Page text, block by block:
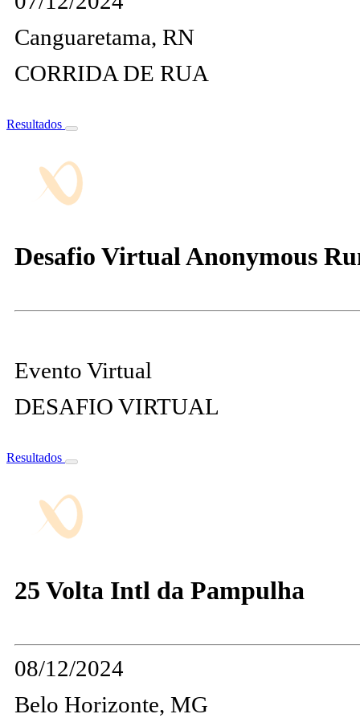
Canguaretama, RN
CORRIDA DE RUA
Resultados
Desafio Virtual Anonymous
Evento Virtual
DESAFIO VIRTUAL
Resultados
25 Volta Intl da Pampulha
08/12/2024
Belo Horizonte, MG